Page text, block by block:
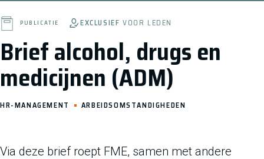
Brief alcohol, drugs en
medicijnen (ADM)
PUBLICATIE EXCLUSIEF VOOR LEDEN
HR-MANAGEMENT ARBEIDSOMSTANDIGHEDEN
Via deze brief roept FME, samen met andere